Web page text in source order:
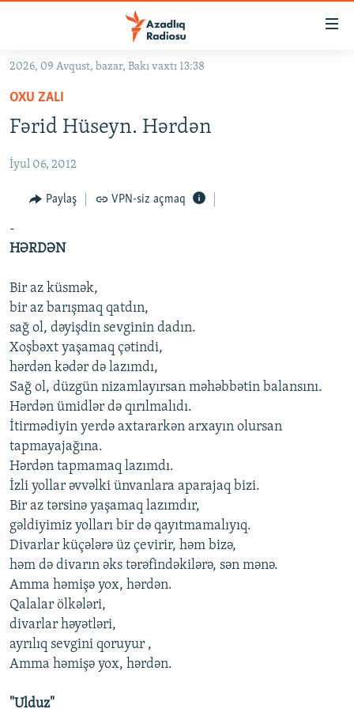
Əsas
qayıt
Əsas
qayıt
#İZAHLA
KORRUPSIOMETR
#ƏSLINDƏ
FƏRQƏ BAX
ARAŞDIRMA
MULTIMEDIA
VIDEO
FOTOQALEREYA
İNFOQRAFIKA
KARIKATURA
RADIO ARXIV
OXU ZALI
AZƏRBAYCAN ƏDƏBIYYATI KITABXANASI
İSLAM VƏ DEMOKRATIYA
İZ - MƏDƏNIYYƏT PROQRAMI
HAQQIMIZDA
MISSIYAMIZ
PEŞƏ ETIKASI VƏ JURNALISTIKA STANDARTLARIMIZ
MATERIALLARIMIZDAN ISTIFADƏ
AZADLIQRADIOSU MOBIL TELEFONUNUZDA
BIZIMLƏ ƏLAQƏ
XƏBƏR BÜLLETENLƏRIMIZ
BIZI IZLƏ
RFE/RL-in bütün saytları
2026, 09 Avqust, bazar, Bakı vaxtı 13:38
OXU ZALI
Fərid Hüseyn. Hərdən
İyul 06, 2012
Paylaş VPN-siz açmaq
-
HƏRDƏN
Bir az küsmək,
bir az barışmaq qatdın,
sağ ol, dəyişdin sevginin dadın.
Xoşbəxt yaşamaq çətindi,
hərdən kədər də lazımdı,
Sağ ol, düzgün nizamlayırsan məhəbbətin balansını.
Hərdən ümidlər də qırılmalıdı.
İtirmədiyin yerdə axtararkən arxayın olursan
tapmayajağına.
Hərdən tapmamaq lazımdı.
İzli yollar əvvəlki ünvanlara aparajaq bizi.
Bir az tərsinə yaşamaq lazımdır,
gəldiyimiz yolları bir də qayıtmamalıyıq.
Divarlar küçələrə üz çevirir, həm bizə,
həm də divarın əks tərəfindəkilərə, sən mənə.
Amma həmişə yox, hərdən.
Qalalar ölkələri,
divarlar həyətləri,
ayrılıq sevgini qoruyur ,
Amma həmişə yox, hərdən.
"Ulduz"